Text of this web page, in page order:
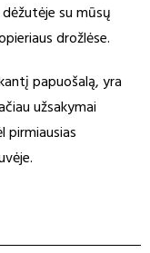
su mūsų
drožlėse.
papuošalą, yra
užsakymai